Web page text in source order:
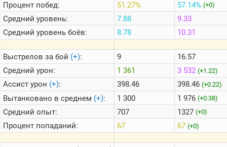
Процент побед:
Средний уровень:
Средний уровень боёв:
Выстрелов за бой (+):
Средний урон:
Ассист урон (+):
Вытанковано в среднем (+):
Средний опыт:
Процент попаданий:
51.27%
7.88
8.78
9
1 361
398.46
1 300
707
67
57.14% (+0)
9.33
10.31
16.57
3 532 (+1.22)
398.46 (+0.22)
1 976 (+0.38)
1327 (+0)
67 (+0)